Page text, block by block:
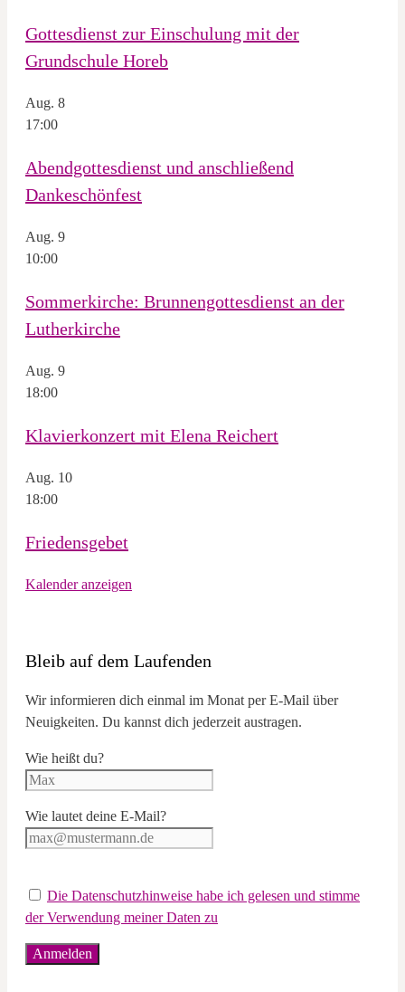
Gottesdienst zur Einschulung mit der
Grundschule Horeb
Aug. 8
17:00
Abendgottesdienst und anschließend
Dankeschönfest
Aug. 9
10:00
Sommerkirche: Brunnengottesdienst an der
Lutherkirche
Aug. 9
18:00
Klavierkonzert mit Elena Reichert
Aug. 10
18:00
Friedensgebet
Kalender anzeigen
Bleib auf dem Laufenden
Wir informieren dich einmal im Monat per E-Mail über
Neuigkeiten. Du kannst dich jederzeit austragen.
Wie heißt du?
Wie lautet deine E-Mail?
Die Datenschutzhinweise habe ich gelesen und stimme
der Verwendung meiner Daten zu